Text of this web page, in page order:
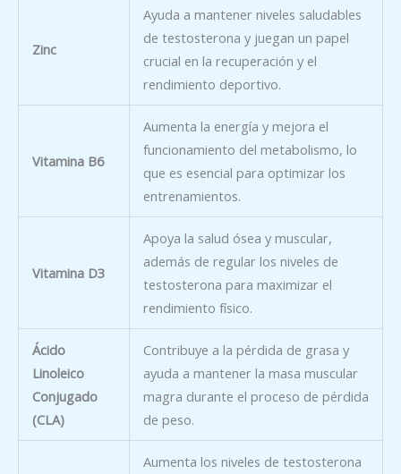
Zinc
Ayuda a mantener niveles saludables
de testosterona y juegan un papel
crucial en la recuperación y el
rendimiento deportivo.
Vitamina B6
Aumenta la energía y mejora el
funcionamiento del metabolismo, lo
que es esencial para optimizar los
entrenamientos.
Vitamina D3
Apoya la salud ósea y muscular,
además de regular los niveles de
testosterona para maximizar el
rendimiento físico.
Ácido
Linoleico
Conjugado
(CLA)
Contribuye a la pérdida de grasa y
ayuda a mantener la masa muscular
magra durante el proceso de pérdida
de peso.
Aumenta los niveles de testosterona